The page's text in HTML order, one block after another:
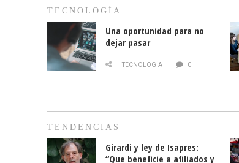
TECNOLOGÍA
Una oportunidad para no
dejar pasar
TECNOLOGÍA 0
TENDENCIAS
Girardi y ley de Isapres:
“Que beneficie a afiliados y